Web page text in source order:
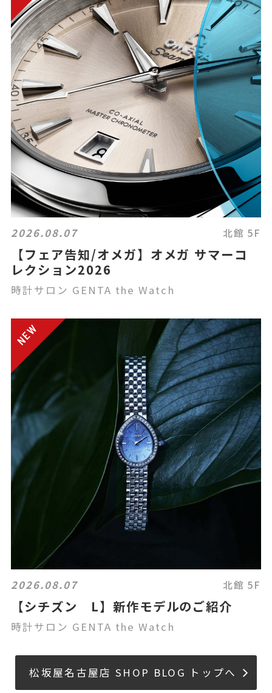
2026.08.07 北館 5F
【フェア告知/オメガ】オメガ サマーコ
レクション2026
時計サロン GENTA the Watch
2026.08.07 北館 5F
【シチズン L】新作モデルのご紹介
時計サロン GENTA the Watch
松坂屋名古屋店 SHOP BLOG トップへ